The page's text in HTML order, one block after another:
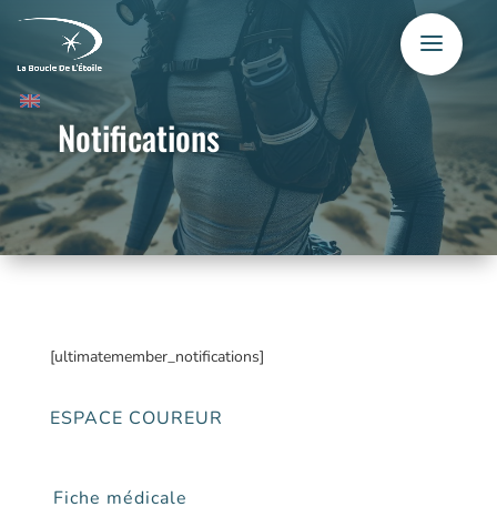
Notifications
[ultimatemember_notifications]
ESPACE COUREUR
Fiche médicale